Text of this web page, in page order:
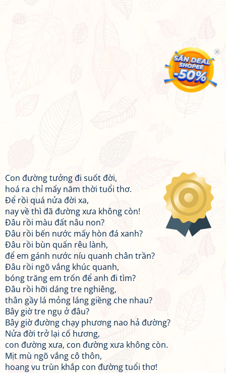
Con đường tưởng đi suốt đời,
hoá ra chỉ mấy năm thời tuổi thơ.
Để rồi quá nửa đời xa,
nay về thì đã đường xưa không còn!
Đâu rồi màu đất nâu non?
Đâu rồi bến nước mấy hòn đá xanh?
Đâu rồi bùn quấn rêu lành,
để em gánh nước níu quanh chân trần?
Đâu rồi ngõ vắng khúc quanh,
bóng trăng em trốn để anh đi tìm?
Đâu rồi hỡi dáng tre nghiêng,
thân gầy lá mỏng láng giềng che nhau?
Bây giờ tre ngụ ở đâu?
Bây giờ đường chạy phương nao hả đường?
Nửa đời trở lại cố hương,
con đường xưa, con đường xưa không còn.
Mịt mù ngõ vắng cô thôn,
hoang vu trùn khắp con đường tuổi thơ!